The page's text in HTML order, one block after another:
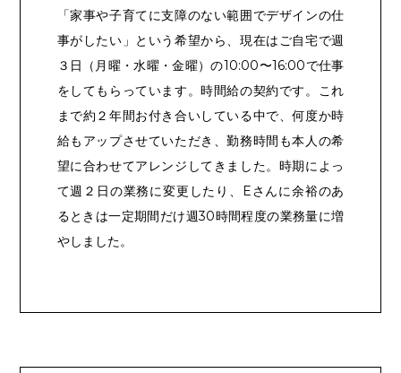
「家事や子育てに支障のない範囲でデザインの仕
事がしたい」という希望から、現在はご自宅で週
３日（月曜・水曜・金曜）の10:00〜16:00で仕事
をしてもらっています。時間給の契約です。これ
まで約２年間お付き合いしている中で、何度か時
給もアップさせていただき、勤務時間も本人の希
望に合わせてアレンジしてきました。時期によっ
て週２日の業務に変更したり、Eさんに余裕のあ
るときは一定期間だけ週30時間程度の業務量に増
やしました。